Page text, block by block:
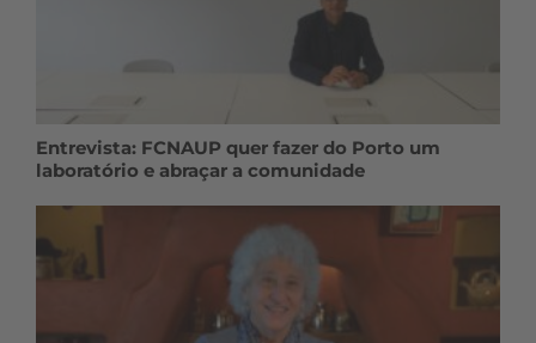
Entrevista: FCNAUP quer fazer do Porto um
laboratório e abraçar a comunidade